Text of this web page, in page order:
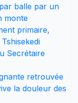
balle par un
monte
primaire,
Secrétaire
retrouvée
la douleur des